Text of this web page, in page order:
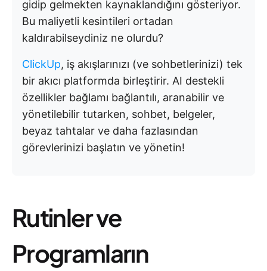
gidip gelmekten kaynaklandığını gösteriyor.
Bu maliyetli kesintileri ortadan
kaldırabilseydiniz ne olurdu?
ClickUp, iş akışlarınızı (ve sohbetlerinizi) tek
bir akıcı platformda birleştirir. AI destekli
özellikler bağlamı bağlantılı, aranabilir ve
yönetilebilir tutarken, sohbet, belgeler,
beyaz tahtalar ve daha fazlasından
görevlerinizi başlatın ve yönetin!
Rutinler ve
Programların